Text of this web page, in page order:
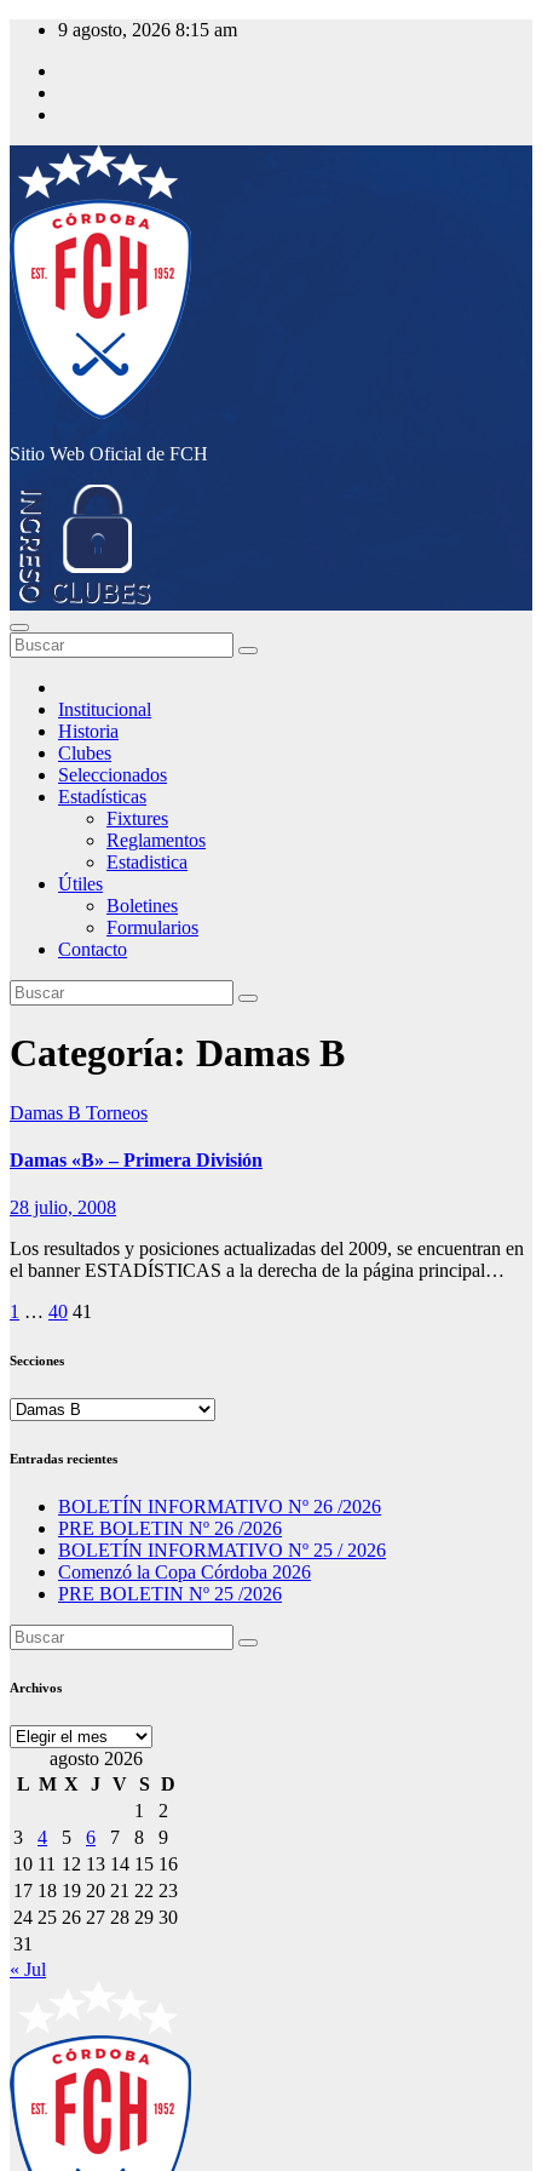
Saltar
contenido
9 agosto, 2026 8:15 am
Sitio Web Oficial de FCH
Institucional
Historia
Clubes
Seleccionados
Estadísticas
Fixtures
Reglamentos
Estadistica
Útiles
Boletines
Formularios
Contacto
Categoría: Damas B
Damas B Torneos
Damas «B» – Primera División
28 julio, 2008
Los resultados y posiciones actualizadas del 2009, se encuentran en
el banner ESTADÍSTICAS a la derecha de la página principal…
Paginación
de
1 … 40 41
Secciones
Secciones
Entradas recientes
BOLETÍN INFORMATIVO Nº 26 /2026
PRE BOLETIN Nº 26 /2026
BOLETÍN INFORMATIVO Nº 25 / 2026
Comenzó la Copa Córdoba 2026
PRE BOLETIN Nº 25 /2026
Archivos
Archivos
agosto 2026
L M X J V S D
1
2
3
4 5 6 7 8
9
10 11 12 13 14 15 16
17 18 19 20 21 22 23
24 25 26 27 28 29 30
31
« Jul